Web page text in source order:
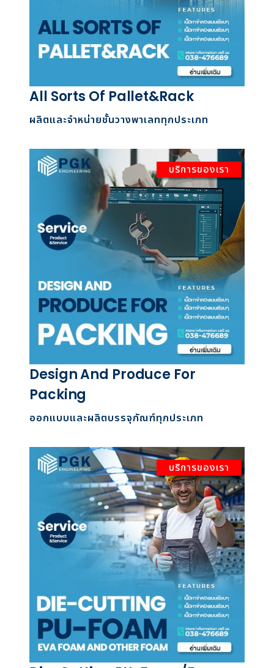
All Sorts Of Pallet&Rack
ผลิตและจำหน่ายชั้นวางพาเลททุกประเภท
บริการของเรา
Design And Produce For
Packing
ออกแบบและผลิตบรรจุภัณฑ์ทุกประเภท
บริการของเรา